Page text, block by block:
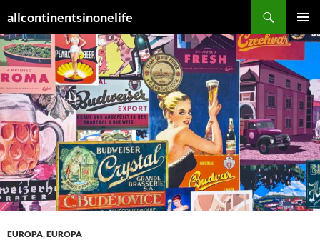
Inhalt
springen
allcontinentsinonelife
EUROPA,EUROPA